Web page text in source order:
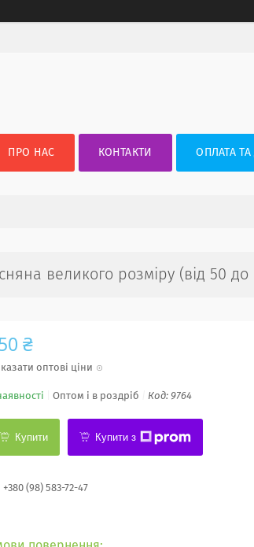
ПРО НАС КОНТАКТИ ОПЛАТА
великого розміру (від 50 до
₴
оптові ціни
Оптом і в роздріб Код: 9764
Купити Купити з
+380 (98) 583-72-47